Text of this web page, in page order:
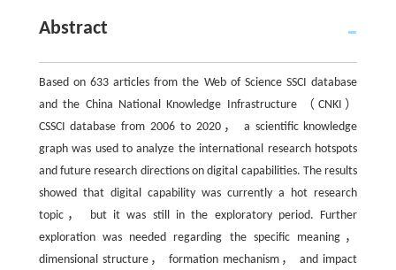
Abstract
Based on 633 articles from the Web of Science SSCI database
and the China National Knowledge Infrastructure （CNKI）
CSSCI database from 2006 to 2020， a scientific knowledge
graph was used to analyze the international research hotspots
and future research directions on digital capabilities. The results
showed that digital capability was currently a hot research
topic， but it was still in the exploratory period. Further
exploration was needed regarding the specific meaning，
dimensional structure， formation mechanism， and impact